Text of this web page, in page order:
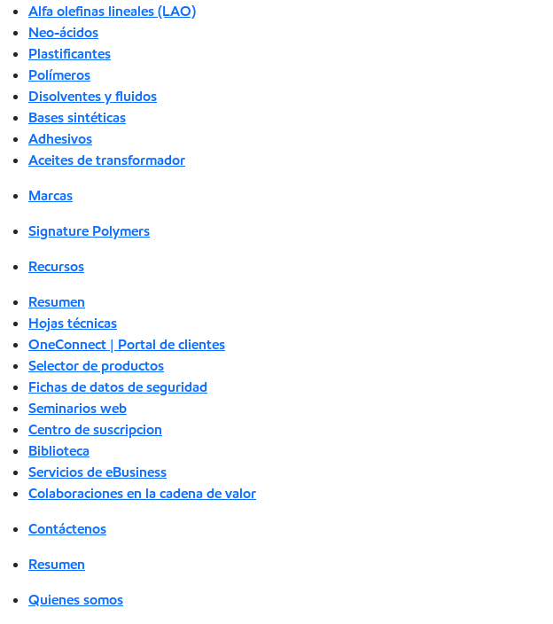
Alfa olefinas lineales (LAO)
Neo-ácidos
Plastificantes
Polímeros
Disolventes y fluidos
Bases sintéticas
Adhesivos
Aceites de transformador
Marcas
Signature Polymers
Recursos
Resumen
Hojas técnicas
OneConnect | Portal de clientes
Selector de productos
Fichas de datos de seguridad
Seminarios web
Centro de suscripcion
Biblioteca
Servicios de eBusiness
Colaboraciones en la cadena de valor
Contáctenos
Resumen
Quienes somos